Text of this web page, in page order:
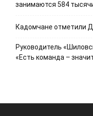
занимаются 584
Кадомчане отметили
Руководитель
«Есть команда –